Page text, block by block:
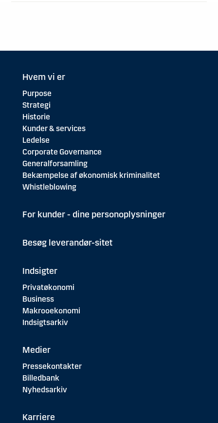
Hvem vi er
Purpose
Strategi
Historie
Kunder & services
Ledelse
Corporate Governance
Generalforsamling
Bekæmpelse af økonomisk kriminalitet
Whistleblowing
For kunder - dine personoplysninger
Besøg leverandør-sitet
Indsigter
Privatøkonomi
Business
Makrooekonomi
Indsigtsarkiv
Medier
Pressekontakter
Billedbank
Nyhedsarkiv
Karriere